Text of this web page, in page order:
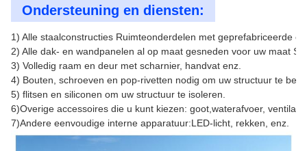
Ondersteuning en diensten:
1) Alle staalconstructies Ruimteonderdelen met geprefabriceerde
2) Alle dak- en wandpanelen al op maat gesneden voor uw maat
3) Volledig raam en deur met scharnier, handvat enz.
4) Bouten, schroeven en pop-rivetten nodig om uw structuur te
5) flitsen en siliconen om uw structuur te isoleren.
6)Overige accessoires die u kunt kiezen: goot,waterafvoer,
7)Andere eenvoudige interne apparatuur:LED-licht, rekken, enz.